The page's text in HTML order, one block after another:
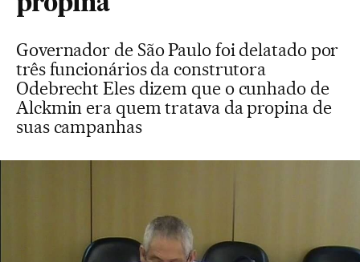
propina
Governador de São Paulo foi delatado por
três funcionários da construtora
Odebrecht Eles dizem que o cunhado de
Alckmin era quem tratava da propina de
suas campanhas